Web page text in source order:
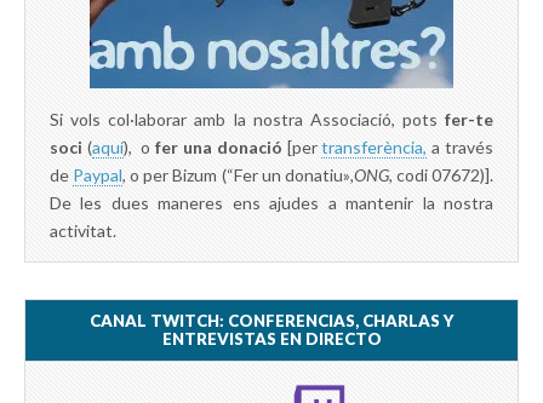
Si vols col·laborar amb la nostra Associació, pots fer-te
soci (aquí), ofer una donació [pertransferència, a través
de Paypal, o per Bizum (“Fer un donatiu»,ONG, codi 07672)].
De les dues maneres ens ajudes a mantenir la nostra
activitat.
CANAL TWITCH: CONFERENCIAS, CHARLAS Y
ENTREVISTAS EN DIRECTO